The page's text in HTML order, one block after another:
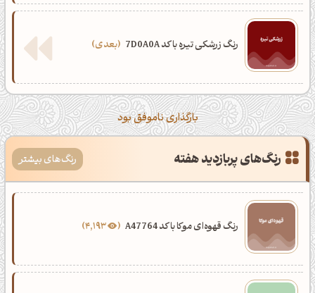
رنگ زرشکی تیره با کد 7D0A0A بعدی
بارگذاری ناموفق بود
رنگ‌های پربازدید هفته رنگ‌های بیشتر
رنگ قهوه‌ای موکا با کد A47764 4,193